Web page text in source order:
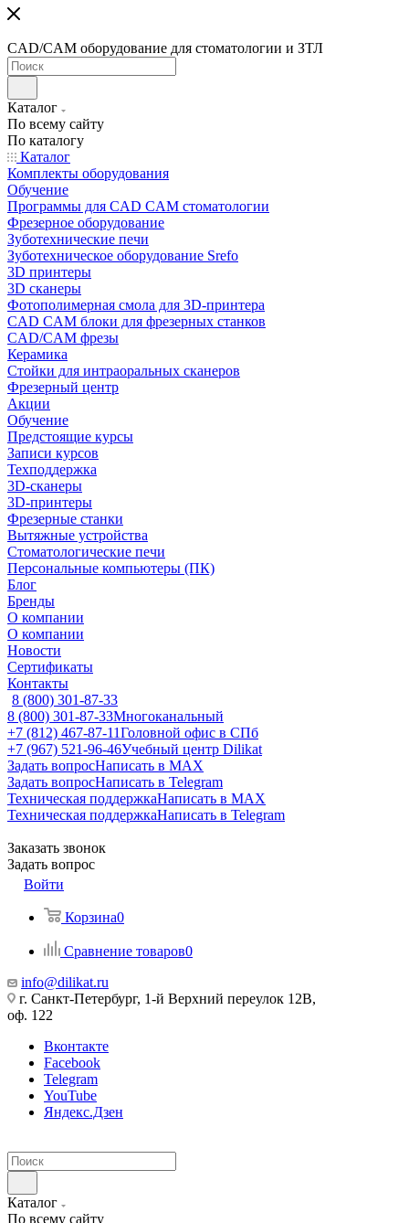
CAD/CAM оборудование для стоматологии и ЗТЛ
Каталог
По всему сайту
По каталогу
Каталог
Комплекты оборудования
Обучение
Программы для CAD CAM стоматологии
Фрезерное оборудование
Зуботехнические печи
Зуботехническое оборудование Srefo
3D принтеры
3D сканеры
Фотополимерная смола для 3D-принтера
CAD CAM блоки для фрезерных станков
CAD/CAM фрезы
Керамика
Стойки для интраоральных сканеров
Фрезерный центр
Акции
Обучение
Предстоящие курсы
Записи курсов
Техподдержка
3D-сканеры
3D-принтеры
Фрезерные станки
Вытяжные устройства
Стоматологические печи
Персональные компьютеры (ПК)
Блог
Бренды
О компании
О компании
Новости
Сертификаты
Контакты
8 (800) 301-87-33
8 (800) 301-87-33Многоканальный
+7 (812) 467-87-11Головной офис в СПб
+7 (967) 521-96-46Учебный центр Dilikat
Задать вопросНаписать в MAX
Задать вопросНаписать в Telegram
Техническая поддержкаНаписать в MAX
Техническая поддержкаНаписать в Telegram
Заказать звонок
Задать вопрос
Войти
Корзина0
Сравнение товаров0
info@dilikat.ru
г. Санкт-Петербург, 1-й Верхний переулок 12В,
оф. 122
Вконтакте
Facebook
Telegram
YouTube
Яндекс.Дзен
Каталог
По всему сайту